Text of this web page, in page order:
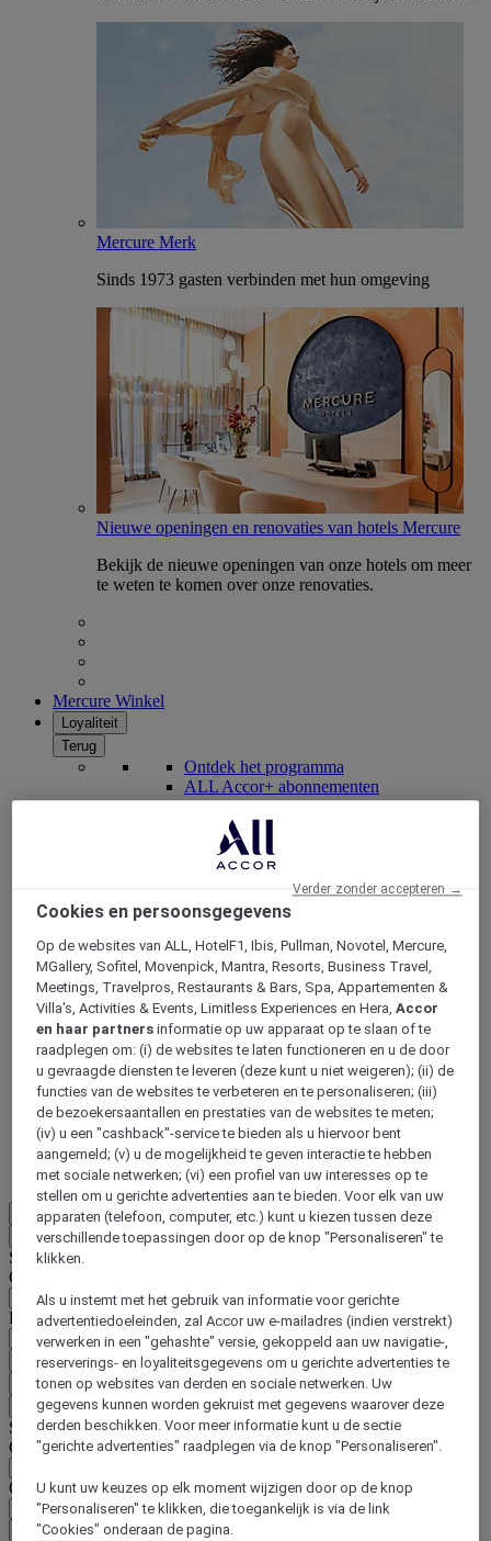
Mercure Merk
Sinds 1973 gasten verbinden met hun omgeving
Nieuwe openingen en renovaties van hotels Mercure
Bekijk de nieuwe openingen van onze hotels om meer
te weten te komen over onze renovaties.
Mercure Winkel
Loyaliteit
Terug
Ontdek het programma
ALL Accor+ abonnementen
ALL Accor+ Voyager
15% korting het hele jaardoor op uw verblijven bij
+30 merken
WORD NU LID
Meer
Terug
Selecteer hieronder uw land en taal
Geografische zone
Land/regio-taal
Bevestig mijn land en taal
EUR (€)
Terug
Selecteer hieronder uw valuta
Geografische zone
Offerte
Bevestig mijn valuta
Cookies en persoonsgegevens
Op de websites van ALL, HotelF1, Ibis, Pullman, Novotel, Mercure,
MGallery, Sofitel, Movenpick, Mantra, Resorts, Business Travel,
Meetings, Travelpros, Restaurants & Bars, Spa, Appartementen &
Villa's, Activities & Events, Limitless Experiences en Hera,Accor
en haar partners informatie op uw apparaat op te slaan of te
raadplegen om: (i) de websites te laten functioneren en u de door
u gevraagde diensten te leveren (deze kunt u niet weigeren); (ii) de
functies van de websites te verbeteren en te personaliseren; (iii)
de bezoekersaantallen en prestaties van de websites te meten;
(iv) u een "cashback"-service te bieden als u hiervoor bent
aangemeld; (v) u de mogelijkheid te geven interactie te hebben
met sociale netwerken; (vi) een profiel van uw interesses op te
stellen om u gerichte advertenties aan te bieden. Voor elk van uw
apparaten (telefoon, computer, etc.) kunt u kiezen tussen deze
verschillende toepassingen door op de knop "Personaliseren" te
klikken.
Als u instemt met het gebruik van informatie voor gerichte
advertentiedoeleinden, zal Accor uw e-mailadres (indien verstrekt)
verwerken in een "gehashte" versie, gekoppeld aan uw navigatie-,
reserverings- en loyaliteitsgegevens om u gerichte advertenties te
tonen op websites van derden en sociale netwerken. Uw
gegevens kunnen worden gekruist met gegevens waarover deze
derden beschikken. Voor meer informatie kunt u de sectie
"gerichte advertenties" raadplegen via de knop "Personaliseren".
U kunt uw keuzes op elk moment wijzigen door op de knop
"Personaliseren" te klikken, die toegankelijk is via de link
"Cookies" onderaan de pagina.
Verder zonder accepteren →